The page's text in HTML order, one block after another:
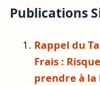
Publications
Rappel du
Frais :
prendre à la